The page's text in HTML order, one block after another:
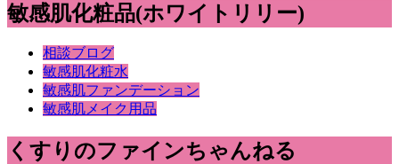
敏感肌化粧品(ホワイトリリー)
相談ブログ
敏感肌化粧水
敏感肌ファンデーション
敏感肌メイク用品
くすりのファインちゃんねる